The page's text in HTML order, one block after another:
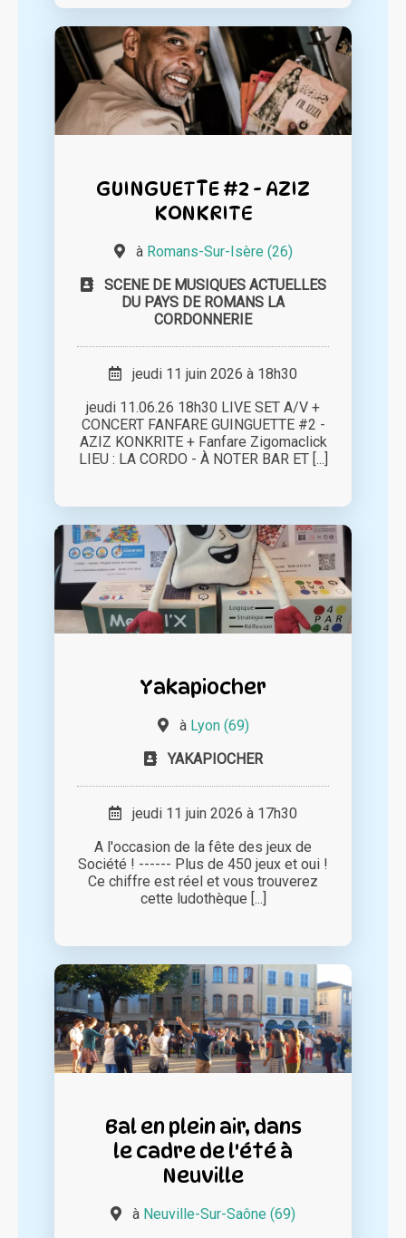
GUINGUETTE #2 - AZIZ
KONKRITE
à Romans-Sur-Isère (26)
SCENE DE MUSIQUES ACTUELLES
DU PAYS DE ROMANS LA
CORDONNERIE
jeudi 11 juin 2026 à 18h30
jeudi 11.06.26 18h30 LIVE SET A/V +
CONCERT FANFARE GUINGUETTE #2 -
AZIZ KONKRITE + Fanfare Zigomaclick
LIEU : LA CORDO - À NOTER BAR ET [...]
Yakapiocher
à Lyon (69)
YAKAPIOCHER
jeudi 11 juin 2026 à 17h30
A l'occasion de la fête des jeux de
Société ! ------ Plus de 450 jeux et oui !
Ce chiffre est réel et vous trouverez
cette ludothèque [...]
Bal en plein air, dans
le cadre de l'été à
Neuville
à Neuville-Sur-Saône (69)